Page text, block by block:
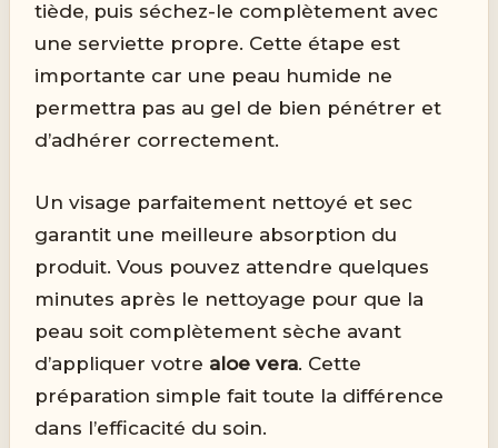
tiède, puis séchez-le complètement avec
une serviette propre. Cette étape est
importante car une peau humide ne
permettra pas au gel de bien pénétrer et
d’adhérer correctement.
Un visage parfaitement nettoyé et sec
garantit une meilleure absorption du
produit. Vous pouvez attendre quelques
minutes après le nettoyage pour que la
peau soit complètement sèche avant
d’appliquer votre aloe vera. Cette
préparation simple fait toute la différence
dans l’efficacité du soin.